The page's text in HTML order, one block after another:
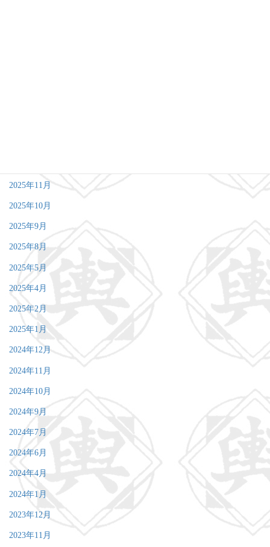
2025年11月
2025年10月
2025年9月
2025年8月
2025年5月
2025年4月
2025年2月
2025年1月
2024年12月
2024年11月
2024年10月
2024年9月
2024年7月
2024年6月
2024年4月
2024年1月
2023年12月
2023年11月